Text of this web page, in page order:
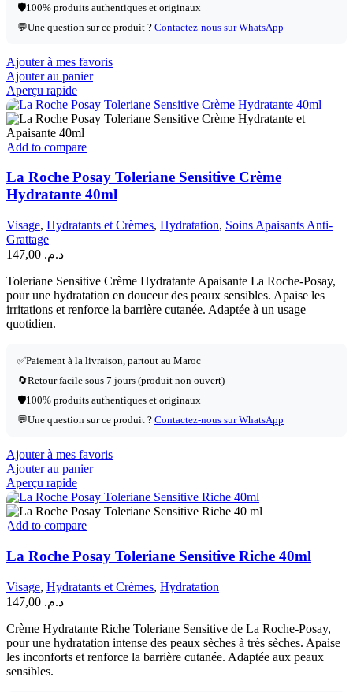
🛡️100% produits authentiques et originaux
💬Une question sur ce produit ? Contactez-nous sur WhatsApp
Ajouter à mes favoris
Ajouter au panier
Aperçu rapide
Add to compare
La Roche Posay Toleriane Sensitive Crème
Hydratante 40ml
Visage, Hydratants et Crèmes, Hydratation, Soins Apaisants Anti-
Grattage
د.م.
Toleriane Sensitive Crème Hydratante Apaisante La Roche-Posay,
pour une hydratation en douceur des peaux sensibles. Apaise les
irritations et renforce la barrière cutanée. Adaptée à un usage
quotidien.
✅Paiement à la livraison, partout au Maroc
🔄Retour facile sous 7 jours (produit non ouvert)
🛡️100% produits authentiques et originaux
💬Une question sur ce produit ? Contactez-nous sur WhatsApp
Ajouter à mes favoris
Ajouter au panier
Aperçu rapide
Add to compare
La Roche Posay Toleriane Sensitive Riche 40ml
Visage, Hydratants et Crèmes, Hydratation
د.م.
Crème Hydratante Riche Toleriane Sensitive de La Roche-Posay,
pour une hydratation intense des peaux sèches à très sèches. Apaise
les inconforts et renforce la barrière cutanée. Adaptée aux peaux
sensibles.